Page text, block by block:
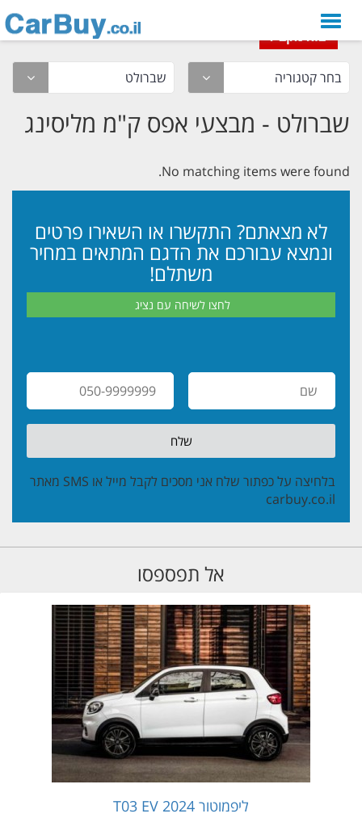
navigation
שברולט - מבצעי אפס ק"מ מליסינג
No matching items were found.
לא מצאתם? התקשרו או השאירו פרטים
ונמצא עבורכם את הדגם המתאים במחיר
משתלם!
לחצו לשיחה עם נציג
שלח
בלחיצה על כפתור שלח אני מסכים לקבל מייל או SMS מאתר
carbuy.co.il
אל תפספסו
ליפמוטור T03 EV 2024
יבוא מקביל
יבוא מקביל